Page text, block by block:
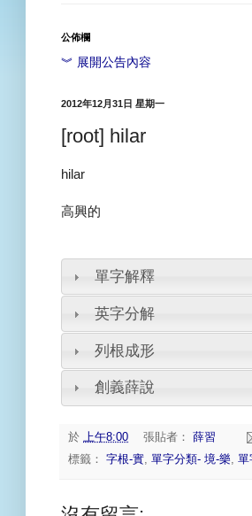
公佈欄
︾ 展開公告內容
2012年12月31日 星期一
[root] hilar
hilar
高興的
單字解釋
英字分解
列根成形
創義薛說
於 上午8:00 張貼者：
薛習
標籤： 字根-實, 單字分類- 境-樂, 單